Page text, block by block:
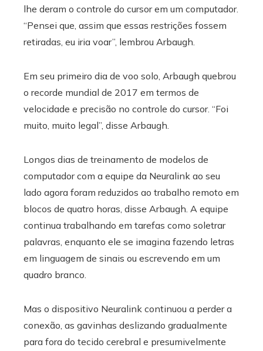
lhe deram o controle do cursor em um computador.
“Pensei que, assim que essas restrições fossem
retiradas, eu iria voar”, lembrou Arbaugh.
Em seu primeiro dia de voo solo, Arbaugh quebrou
o recorde mundial de 2017 em termos de
velocidade e precisão no controle do cursor. “Foi
muito, muito legal”, disse Arbaugh.
Longos dias de treinamento de modelos de
computador com a equipe da Neuralink ao seu
lado agora foram reduzidos ao trabalho remoto em
blocos de quatro horas, disse Arbaugh. A equipe
continua trabalhando em tarefas como soletrar
palavras, enquanto ele se imagina fazendo letras
em linguagem de sinais ou escrevendo em um
quadro branco.
Mas o dispositivo Neuralink continuou a perder a
conexão, as gavinhas deslizando gradualmente
para fora do tecido cerebral e presumivelmente